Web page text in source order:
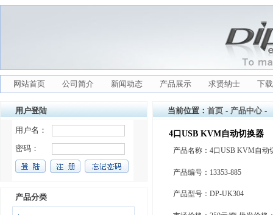
网站首页 公司简介 新闻动态 产品展示 求贤纳士 下
用户登陆
产品分类
当前位置： 首页- 产品中心-
4口USB KVM自动切换器
产品名称：4口USB KVM自动
产品编号：13353-885
产品型号：DP-UK304